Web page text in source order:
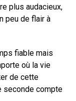
plus audacieux,
peu de flair à
fiable mais
où la vie
de cette
seconde compte